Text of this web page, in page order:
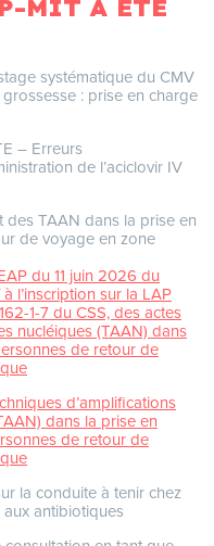
MIT A ETE
systématique du CMV
: prise en charge
– Erreurs
de l’aciclovir IV
TAAN dans la prise en
de voyage en zone
du 11 juin 2026 du
l’inscription sur la LAP
1-7 du CSS, des actes
nucléiques (TAAN) dans
de retour de
d’amplifications
dans la prise en
de retour de
la conduite à tenir chez
antibiotiques